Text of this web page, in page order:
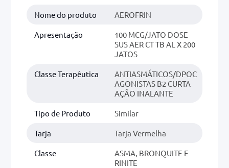
Nome do produto AEROFRIN
Apresentação
100 MCG/JATO DOSE
SUS AER CT TB AL X 200
JATOS
Classe Terapêutica
ANTIASMÁTICOS/DPOC
AGONISTAS B2 CURTA
AÇÃO INALANTE
Tipo de Produto Similar
Tarja Tarja Vermelha
Classe
ASMA, BRONQUITE E
RINITE